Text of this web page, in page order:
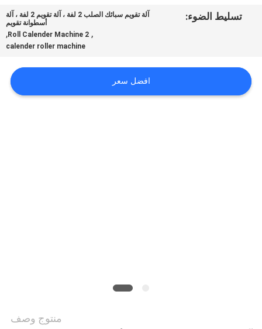
اطلب
خريطة
الموقع
تسليط الضوء:
آلة تقويم سبائك الصلب 2 لفة ، آلة تقويم 2 لفة ، آلة
أسطوانة تقويم
,
2 Roll Calender Machine
,
calender roller machine
افضل سعر
منتوج وصف